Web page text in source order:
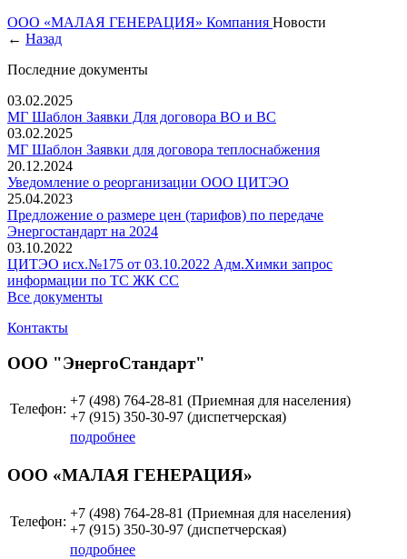
ООО «МАЛАЯ ГЕНЕРАЦИЯ» Компания Новости
← Назад
Последние документы
03.02.2025
МГ Шаблон Заявки Для договора ВО и ВС
03.02.2025
МГ Шаблон Заявки для договора теплоснабжения
20.12.2024
Уведомление о реорганизации ООО ЦИТЭО
25.04.2023
Предложение о размере цен (тарифов) по передаче
Энергостандарт на 2024
03.10.2022
ЦИТЭО исх.№175 от 03.10.2022 Адм.Химки запрос
информации по ТС ЖК СС
Все документы
Контакты
ООО "ЭнергоСтандарт"
Телефон:
+7 (498) 764-28-81 (Приемная для населения)
+7 (915) 350-30-97 (диспетчерская)
подробнее
ООО «МАЛАЯ ГЕНЕРАЦИЯ»
Телефон:
+7 (498) 764-28-81 (Приемная для населения)
+7 (915) 350-30-97 (диспетчерская)
подробнее